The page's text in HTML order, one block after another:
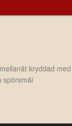
kryddad
spörsmål